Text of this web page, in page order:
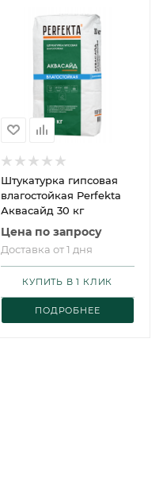
Штукатурка гипсовая
влагостойкая Perfekta
Аквасайд 30 кг
Цена по запросу
Доставка от 1 дня
ПОДРОБНЕЕ
КУПИТЬ В 1 КЛИК